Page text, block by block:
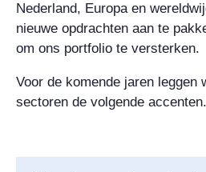
Nederland, Europa en
nieuwe opdrachten aan te
om ons portfolio te versterken.
Voor de komende jaren leggen
sectoren de volgende accenten.